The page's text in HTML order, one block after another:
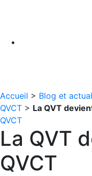
Accueil > Blog et
QVCT > La QVT
QVCT
La QVT
QVCT